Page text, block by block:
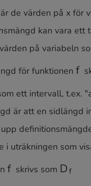
de värden på x för
kan vara
på variabeln
för funktionen
f
ett intervall, t.ex.
är att en sidlängd
i uträkningen som
skrivs som